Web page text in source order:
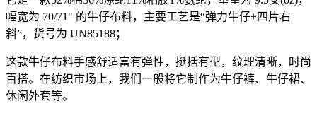
幅宽为 70/71" 的牛仔布料，主要工艺是“弹力牛仔+四片右
斜”，货号为 UN85188；
这款牛仔布料手感舒适富有弹性，挺括有型，纹理清晰，时尚
百搭。在纺织市场上，我们一般将它制作为牛仔裤、牛仔裙、
休闲外套等。